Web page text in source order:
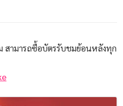
สามารถซื้อบัตรรับชมย้อนหลังทุก